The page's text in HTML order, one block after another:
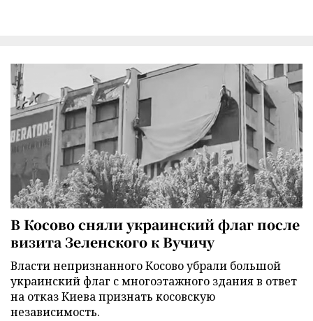
В Косово сняли украинский флаг после
визита Зеленского к Вучичу
Власти непризнанного Косово убрали большой
украинский флаг с многоэтажного здания в ответ
на отказ Киева признать косовскую
независимость.